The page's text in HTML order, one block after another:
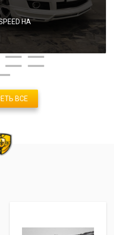
НА
ВСЕ